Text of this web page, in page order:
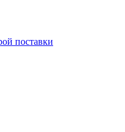
поставки